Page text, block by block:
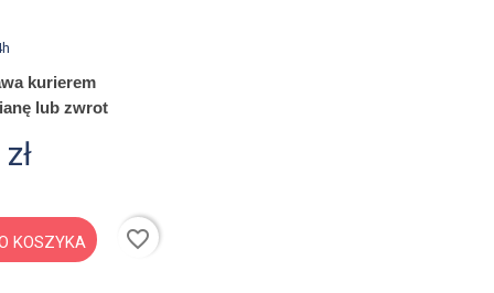
kurierem
lub zwrot
KOSZYKA
favorite_border